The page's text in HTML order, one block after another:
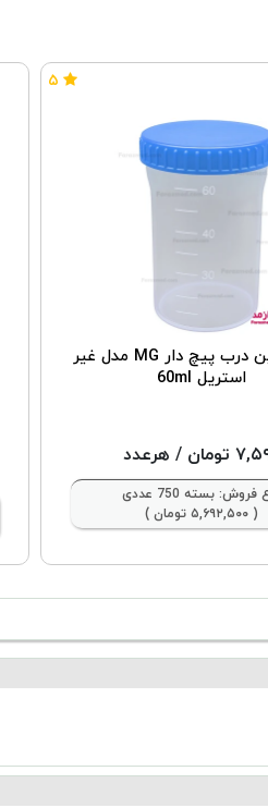
ظرف یورین درب پیچ دار MG مدل غیر
استریل 60ml
تومان / هرعدد
فروش: بسته 750 عددی
( ۵,۶۹۲,۵۰۰ تومان )
۵